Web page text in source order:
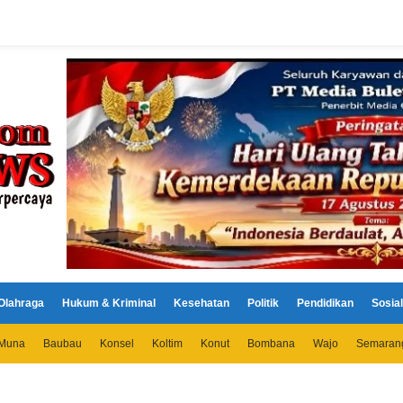
Hukum & Kriminal Kesehatan Politik Pendidikan Sosial
Baubau Konsel Koltim Konut Bombana Wajo